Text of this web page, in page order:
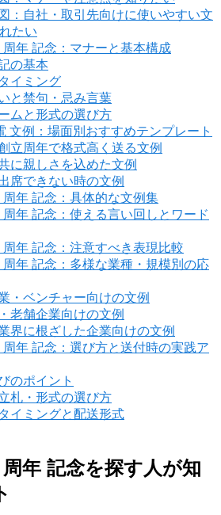
：自社・取引先向けに使いやすい文
たい
年 記念：マナーと基本構成
の基本
イミング
と禁句・忌み言葉
ムと形式の選び方
文例：場面別おすすめテンプレート
立周年で格式高く送る文例
に親しさを込めた文例
席できない時の文例
年 記念：具体的な文例集
年 記念：使える言い回しとワード
年 記念：注意すべき表現比較
年 記念：多様な業種・規模別の応
・ベンチャー向けの文例
老舗企業向けの文例
界に根ざした企業向けの文例
年 記念：選び方と送付時の実践ア
のポイント
札・形式の選び方
イミングと配送形式
年 記念を探す人が知